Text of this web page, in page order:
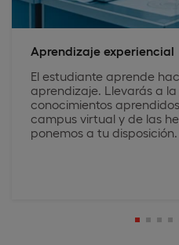
Aprendizaje experiencial
El estudiante aprende
aprendizaje. Llevarás a
conocimientos
campus virtual y de las
ponemos a tu disposición.